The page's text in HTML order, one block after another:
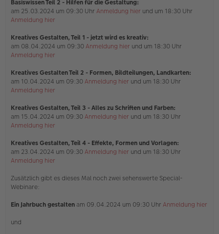
Basiswissen Teil 2 - Hilfen für die Gestaltung:
am 25.03.2024 um 09:30 Uhr Anmeldung hier und um 18:30 Uhr
Anmeldung hier
Kreatives Gestalten, Teil 1 - jetzt wird es kreativ:
am 08.04.2024 um 09:30Anmeldung hier und um 18:30 Uhr
Anmeldung hier
Kreatives Gestalten Teil 2 - Formen, Bildteilungen, Landkarten:
am 10.04.2024 um 09:30Anmeldung hier und um 18:30 Uhr
Anmeldung hier
Kreatives Gestalten, Teil 3 - Alles zu Schriften und Farben:
am 15.04.2024 um 09:30Anmeldung hier und um 18:30 Uhr
Anmeldung hier
Kreatives Gestalten, Teil 4 - Effekte, Formen und Vorlagen:
am 23.04.2024 um 09:30Anmeldung hier und um 18:30 Uhr
Anmeldung hier
Zusätzlich gibt es dieses Mal noch zwei sehenswerte Special-
Webinare:
Ein Jahrbuch gestalten am 09.04.2024 um 09:30 Uhr Anmeldung hier
und